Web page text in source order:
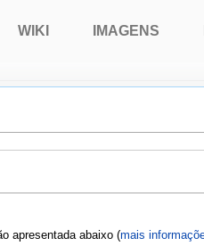
apresentada abaixo (mais
WIKI IMAGENS